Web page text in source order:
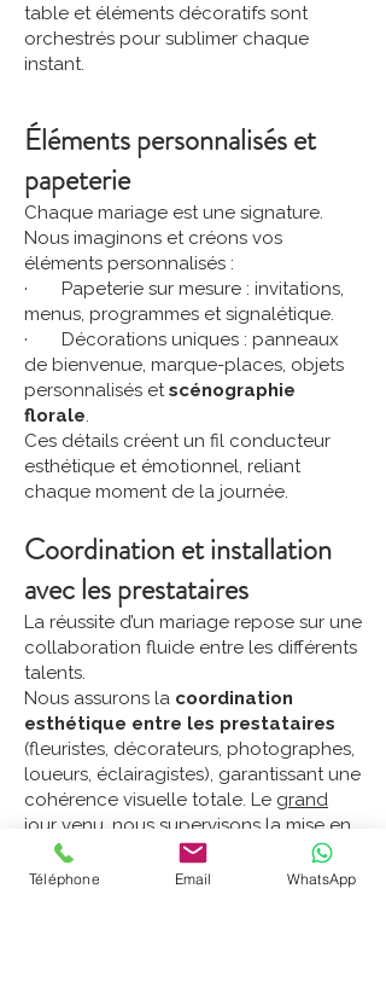
table et éléments décoratifs sont
orchestrés pour sublimer chaque
instant.
Éléments personnalisés et
papeterie
Chaque mariage est une signature.
Nous imaginons et créons vos
éléments personnalisés :
· Papeterie sur mesure : invitations,
menus, programmes et signalétique.
· Décorations uniques : panneaux
de bienvenue, marque-places, objets
personnalisés etscénographie
florale.
Ces détails créent un fil conducteur
esthétique et émotionnel, reliant
chaque moment de la journée.
Coordination et installation
avec les prestataires
La réussite d’un mariage repose sur une
collaboration fluide entre les différents
talents.
Nous assurons la coordination
esthétique entre les prestataires
(fleuristes, décorateurs, photographes,
loueurs, éclairagistes), garantissant une
cohérence visuelle totale. Le grand
jour venu , nous supervisons la mise en
place pour que chaque élément
corresponde exactement à votre
Téléphone Email WhatsApp